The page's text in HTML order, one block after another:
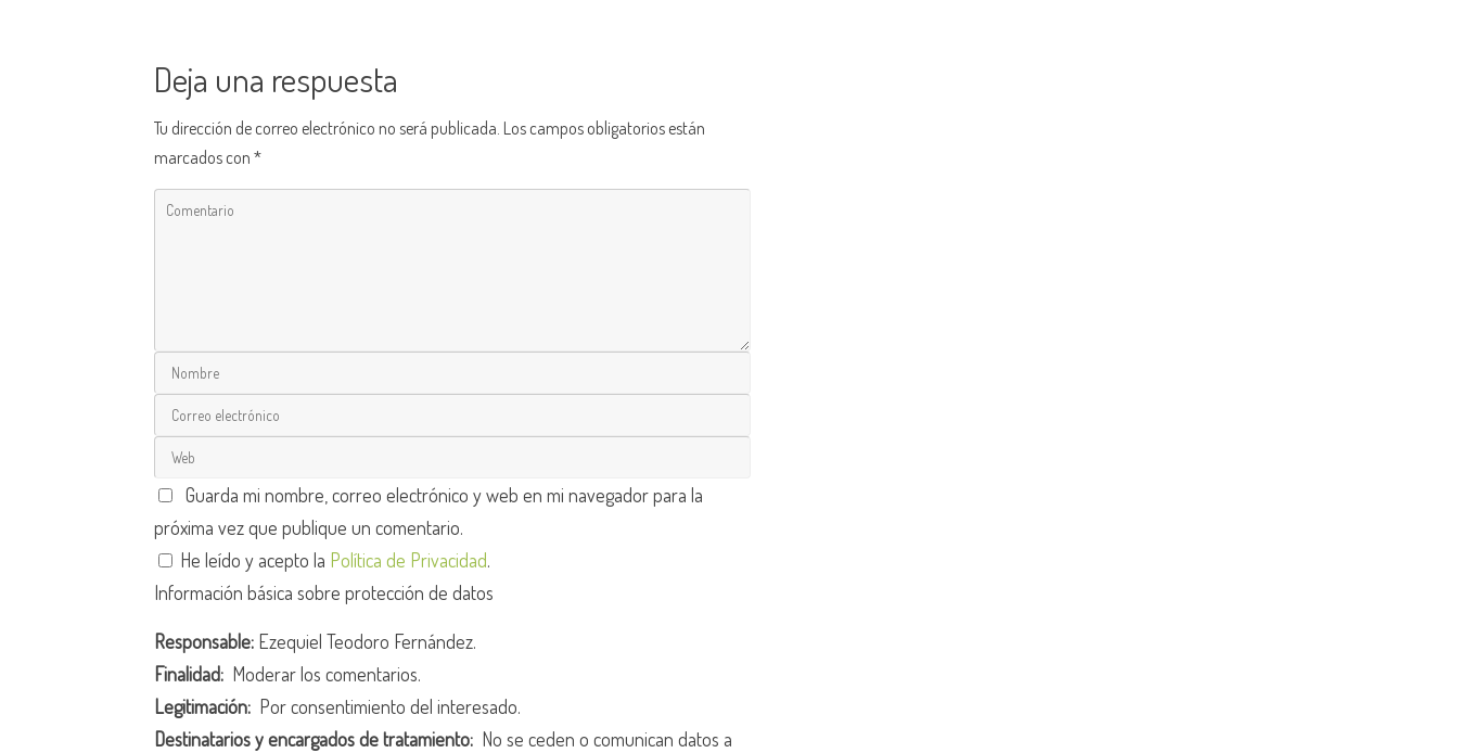
Deja una respuesta
Tu dirección de correo electrónico no será publicada. Los campos obligatorios están
marcados con*
Guarda mi nombre, correo electrónico y web en mi navegador para la
próxima vez que publique un comentario.
He leído y acepto la Política de Privacidad.
Información básica sobre protección de datos
Responsable: Ezequiel Teodoro Fernández.
Finalidad: Moderar los comentarios.
Legitimación: Por consentimiento del interesado.
Destinatarios y encargados de tratamiento: No se ceden o comunican datos a